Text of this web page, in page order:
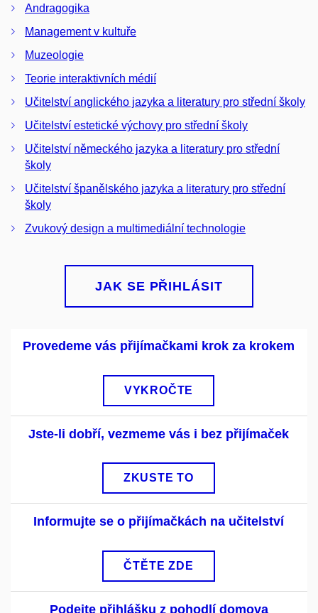
Andragogika
Management v kultuře
Muzeologie
Teorie interaktivních médií
Učitelství anglického jazyka a literatury pro střední školy
Učitelství estetické výchovy pro střední školy
Učitelství německého jazyka a literatury pro střední
školy
Učitelství španělského jazyka a literatury pro střední
školy
Zvukový design a multimediální technologie
JAK SE PŘIHLÁSIT
Provedeme vás přijímačkami krok za krokem
VYKROČTE
Jste-li dobří, vezmeme vás i bez přijímaček
ZKUSTE TO
Informujte se o přijímačkách na učitelství
ČTĚTE ZDE
Podejte přihlášku z pohodlí domova